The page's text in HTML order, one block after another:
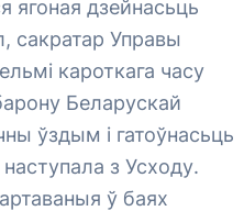
ягоная дзейнасьць
сакратар Управы
кароткага часу
Беларускай
ўздым і гатоўнасьць
з Усходу.
ў баях